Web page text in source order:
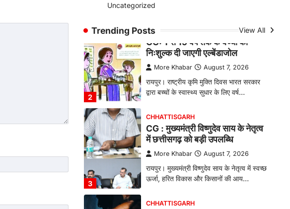
Uncategorized
Trending Posts View All
सशक्त बनाने की दिशा में जिले के नगरी…
2
CHHATTISGARH
CG: 1 से 19 वर्ष तक के बच्चों को
निःशुल्क दी जाएगी एल्बेंडाजोल
More Khabar August 7, 2026
रायपुर। राष्ट्रीय कृमि मुक्ति दिवस भारत सरकार
द्वारा बच्चों के स्वास्थ्य सुधार के लिए वर्ष…
3
CHHATTISGARH
CG : मुख्यमंत्री विष्णुदेव साय के नेतृत्व
में छत्तीसगढ़ को बड़ी उपलब्धि
More Khabar August 7, 2026
रायपुर। मुख्यमंत्री विष्णुदेव साय के नेतृत्व में स्वच्छ
ऊर्जा, हरित विकास और किसानों की आय…
CHHATTISGARH